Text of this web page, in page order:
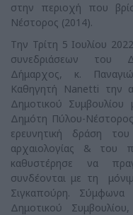
στην περιοχή που
Νέστορος (2014).
Την Τρίτη 5 Ιουλίου
συνεδριάσεων του
Δήμαρχος, κ.
Καθηγητή Nanetti
Δημοτικού
Δημότη Πύλου-
ερευνητική δράση
αρχαιολογίας & του
καθυστέρησε να
συνδέονται με τη
Σιγκαπούρη.
Δημοτικού